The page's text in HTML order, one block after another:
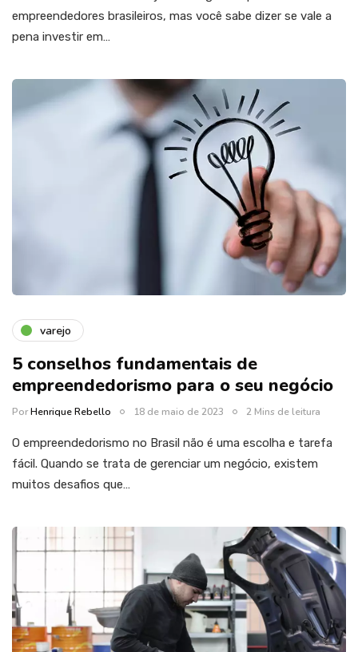
empreendedores brasileiros, mas você sabe dizer se vale a
pena investir em…
varejo
5 conselhos fundamentais de
empreendedorismo para o seu negócio
PorHenrique Rebello 18 de maio de 2023 2 Mins de leitura
O empreendedorismo no Brasil não é uma escolha e tarefa
fácil. Quando se trata de gerenciar um negócio, existem
muitos desafios que…